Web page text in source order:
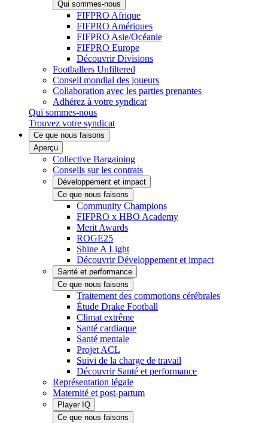
Qui sommes-nous
FIFPRO Afrique
FIFPRO Amériques
FIFPRO Asie/Océanie
FIFPRO Europe
Découvrir Divisions
Footballers Unfiltered
Conseil mondial des joueurs
Collaboration avec les parties prenantes
Adhérez à votre syndicat
Qui sommes-nous
Trouvez votre syndicat
Ce que nous faisons
Aperçu
Collective Bargaining
Conseils sur les contrats
Développement et impact
Ce que nous faisons
Community Champions
FIFPRO x HBO Academy
Merit Awards
ROGE25
Shine A Light
Découvrir Développement et impact
Santé et performance
Ce que nous faisons
Traitement des commotions cérébrales
Étude Drake Football
Climat extrême
Santé cardiaque
Santé mentale
Projet ACL
Suivi de la charge de travail
Découvrir Santé et performance
Représentation légale
Maternité et post-partum
Player IQ
Ce que nous faisons